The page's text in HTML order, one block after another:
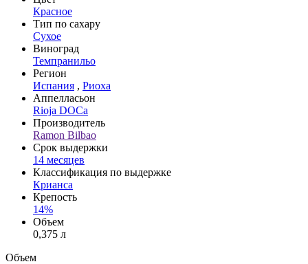
Красное
Тип по сахару
Сухое
Виноград
Темпранильо
Регион
Испания , Риоха
Аппелласьон
Rioja DOCa
Производитель
Ramon Bilbao
Срок выдержки
14 месяцев
Классификация по выдержке
Крианса
Крепость
14%
Объем
0,375 л
Объем